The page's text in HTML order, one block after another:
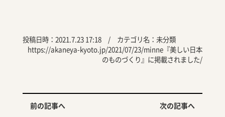
投稿日時：2021.7.23 17:18 / カテゴリ名： 未分類
https://akaneya-kyoto.jp/2021/07/23/minne『美しい日本
のものづくり』に掲載されました/
前の記事へ 次の記事へ